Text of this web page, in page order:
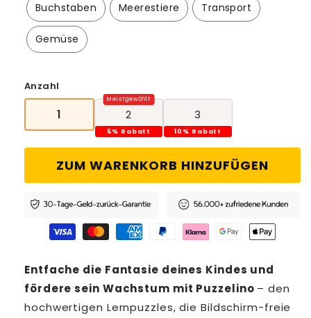
Buchstaben Meerestiere Transport
Gemüse
Selection will add
Anzahl
1 2
5% Rabatt
3
10% Rabatt
ZUM WARENKORB HINZUFÜGEN
Entfache die Fantasie deines Kindes und
fördere sein Wachstum mit Puzzelino – den
hochwertigen Lernpuzzles, die Bildschirm-freie